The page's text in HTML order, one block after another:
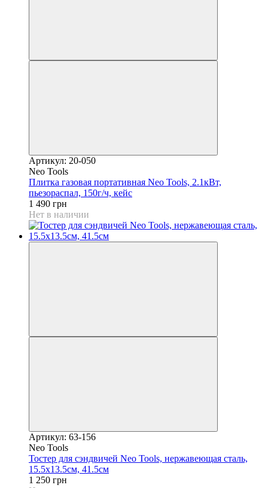
Артикул: 20-050
Neo Tools
Плитка газовая портативная Neo Tools, 2.1кВт,
пьезораспал, 150г/ч, кейс
1 490 грн
Нет в наличии
Артикул: 63-156
Neo Tools
Тостер для сэндвичей Neo Tools, нержавеющая сталь,
15.5x13.5см, 41.5см
1 250 грн